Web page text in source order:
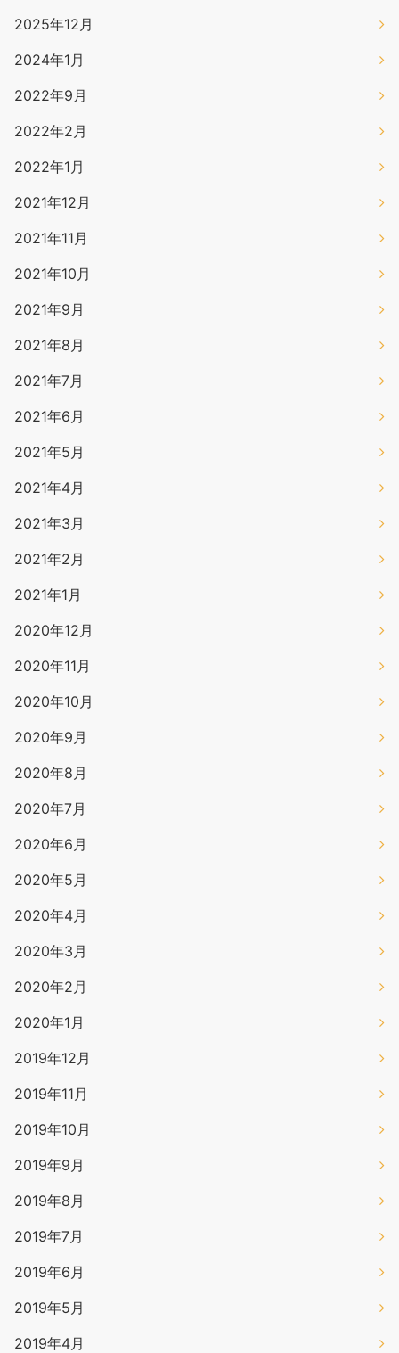
2025年12月
2024年1月
2022年9月
2022年2月
2022年1月
2021年12月
2021年11月
2021年10月
2021年9月
2021年8月
2021年7月
2021年6月
2021年5月
2021年4月
2021年3月
2021年2月
2021年1月
2020年12月
2020年11月
2020年10月
2020年9月
2020年8月
2020年7月
2020年6月
2020年5月
2020年4月
2020年3月
2020年2月
2020年1月
2019年12月
2019年11月
2019年10月
2019年9月
2019年8月
2019年7月
2019年6月
2019年5月
2019年4月